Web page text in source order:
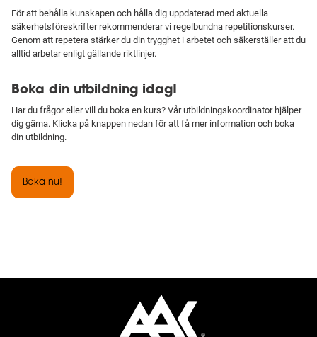
För att behålla kunskapen och hålla dig uppdaterad med aktuella
säkerhetsföreskrifter rekommenderar vi regelbundna repetitionskurser.
Genom att repetera stärker du din trygghet i arbetet och säkerställer att du
alltid arbetar enligt gällande riktlinjer.
Boka din utbildning idag!
Har du frågor eller vill du boka en kurs? Vår utbildningskoordinator hjälper
dig gärna. Klicka på knappen nedan för att få mer information och boka
din utbildning.
Boka nu!